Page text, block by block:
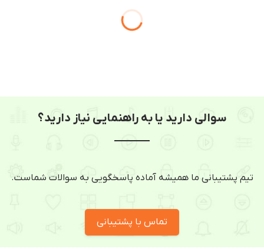
سوالی دارید یا به راهنمایی نیاز دارید؟
تیم پشتیبانی ما همیشه آماده پاسخگویی به سوالات شماست.
تماس با پشتیبانی